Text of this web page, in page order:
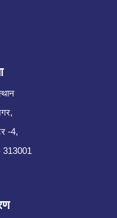
-4,
313001